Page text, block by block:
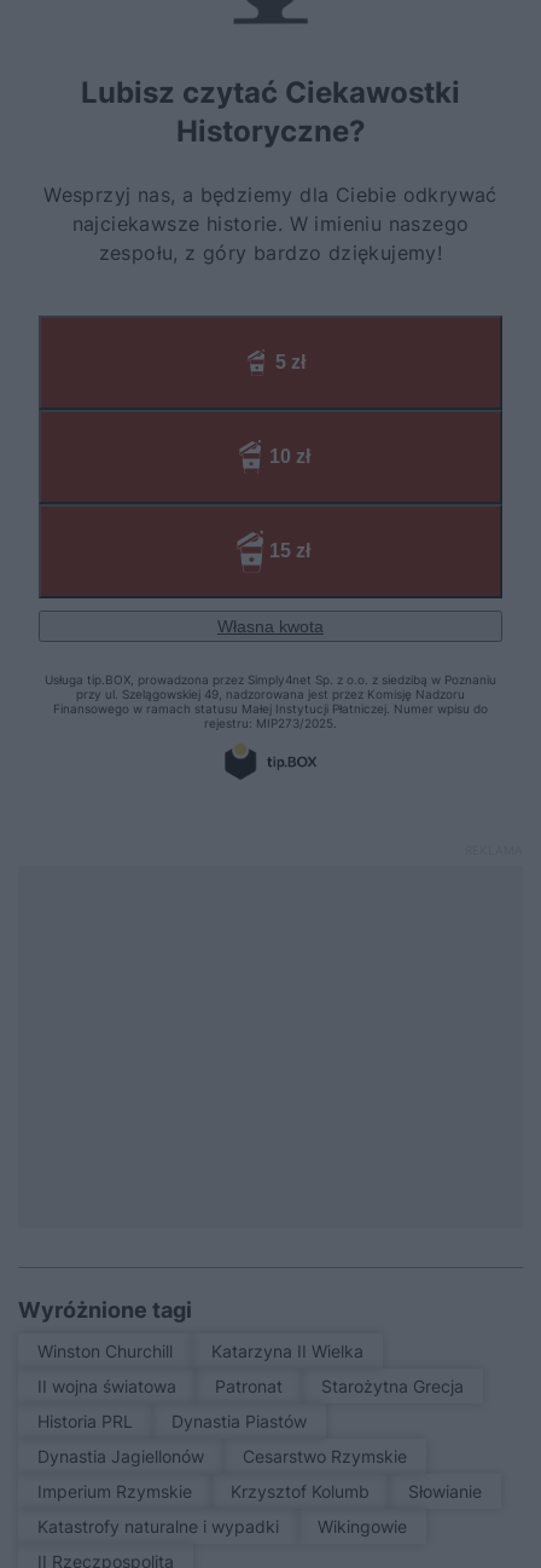
Wyróżnione tagi
Winston Churchill
Katarzyna II Wielka
II wojna światowa
patronat
Starożytna Grecja
Historia PRL
Dynastia Piastów
Dynastia Jagiellonów
Cesarstwo Rzymskie
Imperium Rzymskie
Krzysztof Kolumb
Słowianie
Katastrofy naturalne i wypadki
Wikingowie
II Rzeczpospolita